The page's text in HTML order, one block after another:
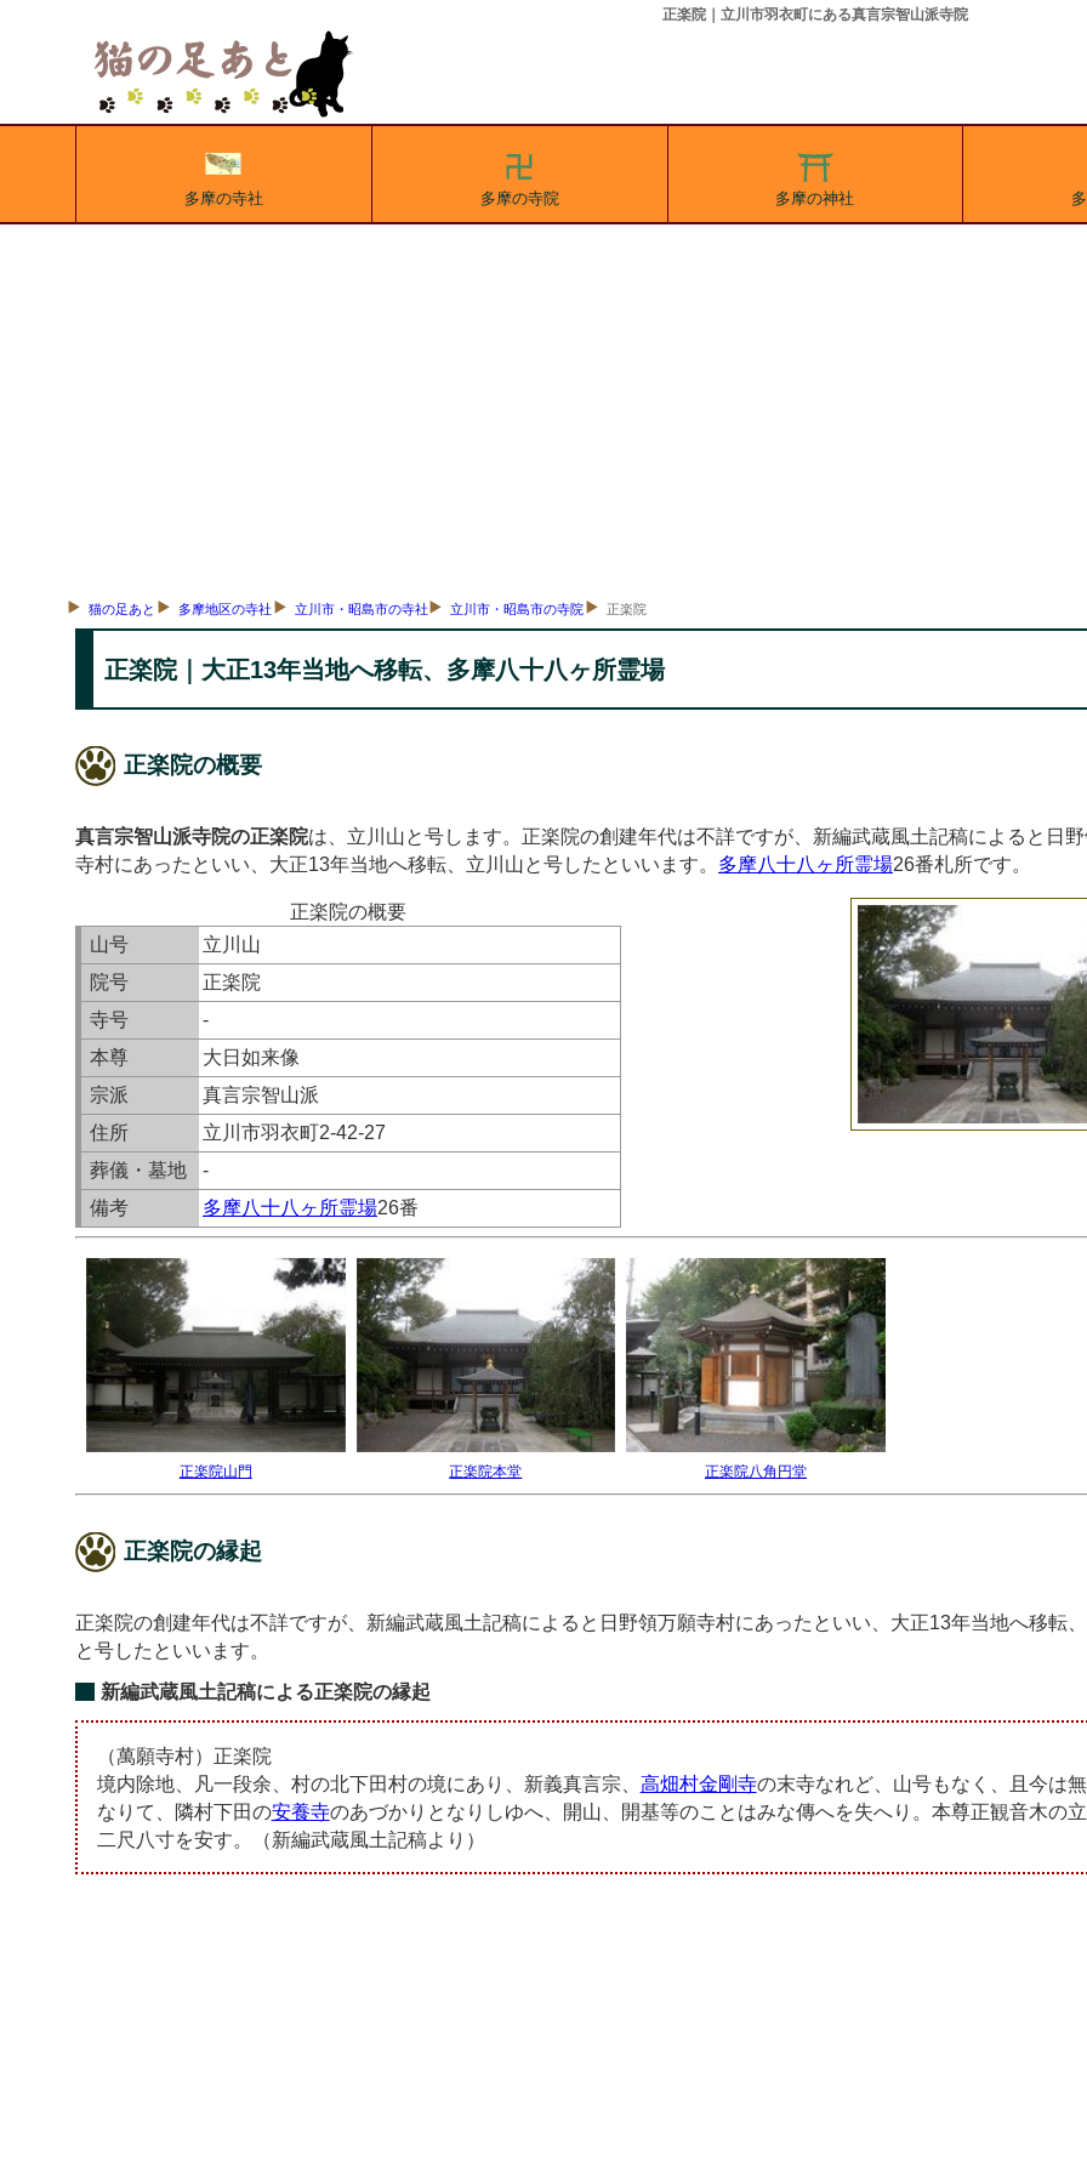
正楽院｜立川市羽衣町にある真言宗智山派寺院
多摩の寺社 多摩の寺院 多摩の神社
猫の足あと 多摩地区の寺社 立川市・昭島市の寺社 立川市・昭島市の寺院 正楽院
正楽院｜大正13年当地へ移転、多摩八十八ヶ所霊場
正楽院の概要
真言宗智山派寺院の正楽院は、立川山と号します。正楽院の創建年代は不詳ですが、新編武蔵風土記稿によると日
寺村にあったといい、大正13年当地へ移転、立川山と号したといいます。 多摩八十八ヶ所霊場26番札所です。
正楽院の概要
山号
立川山
院号
正楽院
寺号
-
本尊
大日如来像
宗派
真言宗智山派
住所
立川市羽衣町2-42-27
葬儀・墓地
-
備考
多摩八十八ヶ所霊場26番
正楽院山門 正楽院本堂 正楽院八角円堂
正楽院の縁起
正楽院の創建年代は不詳ですが、新編武蔵風土記稿によると日野領万願寺村にあったといい、大正13年当地へ移転
と号したといいます。
新編武蔵風土記稿による正楽院の縁起
（萬願寺村）正楽院
境内除地、凡一段余、村の北下田村の境にあり、新義真言宗、 高畑村金剛寺の末寺なれど、山号もなく、且今は
なりて、隣村下田の安養寺のあづかりとなりしゆへ、開山、開基等のことはみな傳へを失へり。本尊正観音木の
二尺八寸を安す。（新編武蔵風土記稿より）